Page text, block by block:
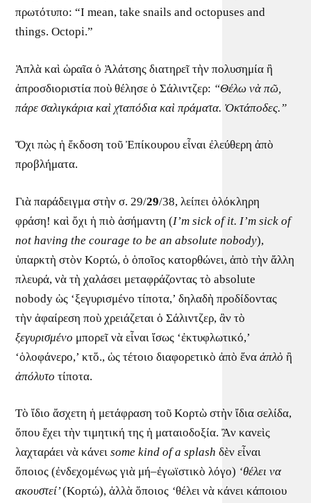
πρωτότυπο: “I mean, take snails and octopuses and
things. Octopi.”
Ἁπλὰ καὶ ὡραῖα ὁ Ἀλάτσης διατηρεῖ τὴν πολυσημία ἢ
ἀπροσδιοριστία ποὺ θέλησε ὁ Σάλιντζερ: “Θέλω νὰ πῶ,
πάρε σαλιγκάρια καὶ χταπόδια καὶ πράματα. Ὀκτάποδες.”
Ὄχι πὼς ἡ ἔκδοση τοῦ Ἐπίκουρου εἶναι ἐλεύθερη ἀπὸ
προβλήματα.
Γιὰ παράδειγμα στὴν σ. 29/29/38, λείπει ὁλόκληρη
φράση! καὶ ὄχι ἡ πιὸ ἀσήμαντη (I’m sick of it. I’m sick of
not having the courage to be an absolute nobody),
ὑπαρκτὴ στὸν Κορτώ, ὁ ὁποῖος κατορθώνει, ἀπὸ τὴν ἄλλη
πλευρά, νὰ τὴ χαλάσει μεταφράζοντας τὸ absolute
nobody ὡς ‘ξεγυρισμένο τίποτα,’ δηλαδὴ προδίδοντας
τὴν ἀφαίρεση ποὺ χρειάζεται ὁ Σάλιντζερ, ἂν τὸ
ξεγυρισμένο μπορεῖ νὰ εἶναι ἴσως ‘ἐκτυφλωτικό,’
‘ὁλοφάνερο,’ κτὅ., ὡς τέτοιο διαφορετικὸ ἀπὸ ἕναἁπλὸ ἢ
ἀπόλυτο τίποτα.
Τὸ ἴδιο ἄσχετη ἡ μετάφραση τοῦ Κορτὼ στὴν ἴδια σελίδα,
ὅπου ἔχει τὴν τιμητική της ἡ ματαιοδοξία. Ἂν κανεὶς
λαχταράει νὰ κάνειsome kind of a splash δὲν εἶναι
ὅποιος (ἐνδεχομένως γιὰ μή–ἐγωϊστικὸ λόγο) ‘θέλει να
ακουστεί’(Κορτώ), ἀλλὰ ὅποιος ‘θέλει νὰ κάνει κάποιου